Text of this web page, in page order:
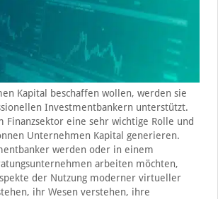
Kapital beschaffen wollen, werden sie
Investmentbankern unterstützt.
Finanzsektor eine sehr wichtige Rolle und
Unternehmen Kapital generieren.
werden oder in einem
arbeiten möchten,
der Nutzung moderner virtueller
ihr Wesen verstehen, ihre